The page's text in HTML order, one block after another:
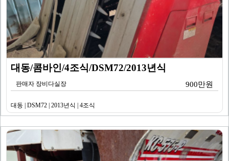
대동/콤바인/4조식/DSM72/2013년식
판매자 장비다실장 900만원
대동 | DSM72 | 2013년식 | 4조식